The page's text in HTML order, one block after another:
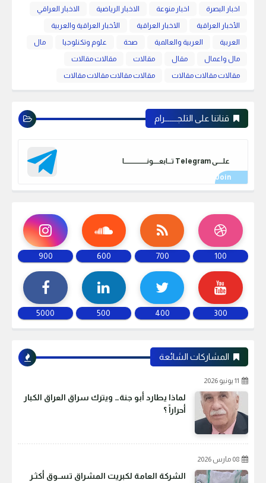
اخبار البصرة اخبار منوعة الاخبار الرياضية
الاخبار العراقي
الأخبار العراقية
الاخبار العراقية
الأخبار العراقية والعربية
العربية
العربية والعالمية صحة علوم وتكنلوجيا
مال
مال واعمال
مقال مقالات
مقالات مقالات
مقالات مقالات مقالات
مقالات مقالات مقالات مقالات
قناتنا على التلجـــــــرام
علـــــى Telegram تـــابعـــــونـــــــــــــــــــا
100
700
600
900
300
400
500
5000
المشاركات الشائعة
11 يونيو 2026
لماذا يطارد أبو جنة… ويترك سراق العراق الكبار
أحراراً ؟
08 مارس 2026
الشركة العامة لكبريت المشراق تسـوق أكثـر